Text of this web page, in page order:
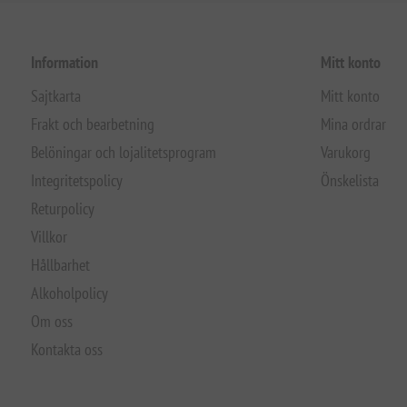
Information
Sajtkarta
Frakt och bearbetning
Belöningar och lojalitetsprogram
Integritetspolicy
Returpolicy
Villkor
Hållbarhet
Alkoholpolicy
Om oss
Kontakta oss
Mitt konto
Mitt konto
Mina ordrar
Varukorg
Önskelista